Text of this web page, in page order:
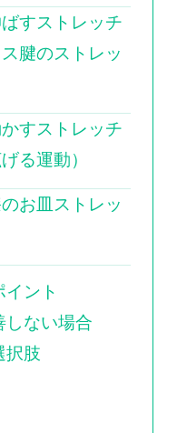
すストレッチ
腱のストレッ
すストレッチ
る運動）
お皿ストレッ
ント
しない場合
択肢